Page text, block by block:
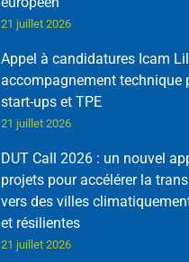
21 juillet 2026
Appel à candidatures Icam
accompagnement technique
start-ups et TPE
21 juillet 2026
DUT Call 2026 : un nouvel
projets pour accélérer la
vers des villes
et résilientes
21 juillet 2026